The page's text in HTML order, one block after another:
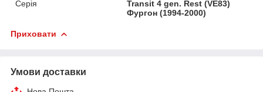
Серія
Transit 4 gen. Rest (VE83)
Фургон (1994-2000)
Приховати
Умови доставки